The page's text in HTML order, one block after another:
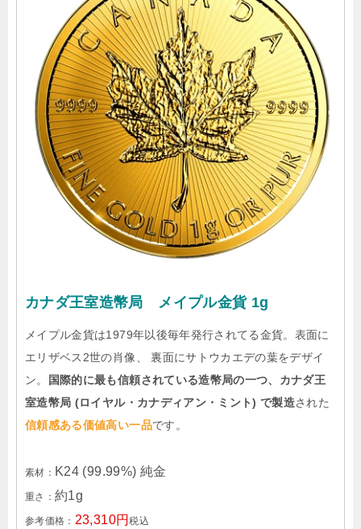
カナダ王室造幣局 メイプル金貨 1g
メイプル金貨は1979年以後毎年発行されてる金貨。表面に
エリザベス2世の肖像、 裏面にサトウカエデの葉をデザイ
ン。
国際的に最も信頼されている造幣局の一つ、カナダ王
室造幣局 (ロイヤル・カナディアン・ミント) で製造された
信頼感ある価値高い一品です。
素材： K24 (99.99%) 純金
重さ：約1g
参考価格： 23,310円税込